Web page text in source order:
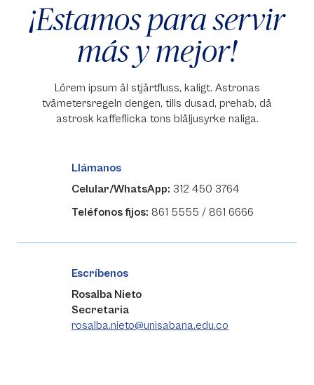
¡Estamos para servir
más y mejor!
Lörem ipsum äl stjärtfluss, kaligt. Astronas
tvåmetersregeln dengen, tills dusad, prehab, då
astrosk kaffeflicka tons blåljusyrke naliga.
Llámanos
Celular/WhatsApp: 312 450 3764
Teléfonos fijos: 861 5555 / 861 6666
Escríbenos
Rosalba Nieto
Secretaria
rosalba.nieto@unisabana.edu.co